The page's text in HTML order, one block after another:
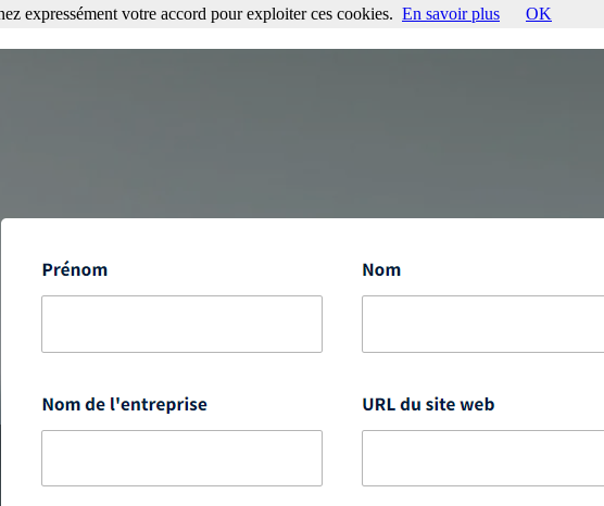
votre accord pour exploiter ces cookies.En savoir plus OK
expressément votre accord pour exploiter ces cookies. En savoir plus OK